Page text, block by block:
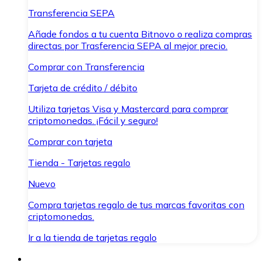
Transferencia SEPA
Añade fondos a tu cuenta Bitnovo o realiza compras
directas por Trasferencia SEPA al mejor precio.
Comprar con Transferencia
Tarjeta de crédito / débito
Utiliza tarjetas Visa y Mastercard para comprar
criptomonedas. ¡Fácil y seguro!
Comprar con tarjeta
Tienda - Tarjetas regalo
Nuevo
Compra tarjetas regalo de tus marcas favoritas con
criptomonedas.
Ir a la tienda de tarjetas regalo